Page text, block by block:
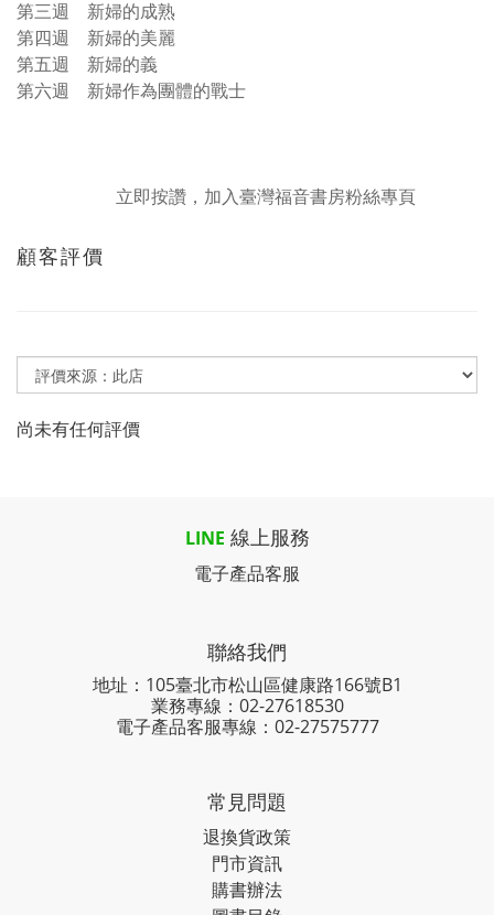
第三週 新婦的成熟
第四週 新婦的美麗
第五週 新婦的義
第六週 新婦作為團體的戰士
立即按讚，加入臺灣福音書房粉絲專頁
顧客評價
尚未有任何評價
LINE 線上服務
電子產品客服
聯絡我們
地址：105臺北市松山區健康路166號B1
業務專線： 02-27618530
電子產品客服專線：02-27575777
常見問題
退換貨政策
門市資訊
購書辦法